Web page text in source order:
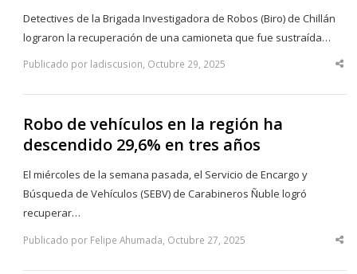
Detectives de la Brigada Investigadora de Robos (Biro) de Chillán
lograron la recuperación de una camioneta que fue sustraída…
Publicado por ladiscusion, Octubre 29, 2025
Robo de vehículos en la región ha
descendido 29,6% en tres años
El miércoles de la semana pasada, el Servicio de Encargo y
Búsqueda de Vehículos (SEBV) de Carabineros Ñuble logró
recuperar…
Publicado por Felipe Ahumada, Octubre 27, 2025